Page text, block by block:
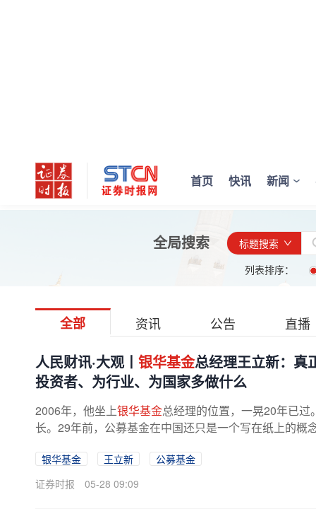
首页 快讯 新闻
全局搜索
标题搜索
列表排序：
全部 资讯 公告 直播
人民财讯·大观丨 银华基金总经理王立新：真
投资者、为行业、为国家多做什么
2006年，他坐上银华基金总经理的位置，一晃20年已
长。29年前，公募基金在中国还只是一个写在纸上的概
银华基金 王立新
公募基金
证券时报
05-28 09:09